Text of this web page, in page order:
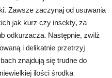
Zawsze zaczynaj od usuwania
jak kurz czy insekty, za
odkurzacza. Następnie, zwilż
i delikatnie przetrzyj
znajdują się trudne do
ilości środka